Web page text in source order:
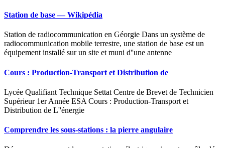
Station de base — Wikipédia
Station de radiocommunication en Géorgie Dans un système de
radiocommunication mobile terrestre, une station de base est un
équipement installé sur un site et muni d''une antenne
Cours : Production-Transport et Distribution de
Lycée Qualifiant Technique Settat Centre de Brevet de Technicien
Supérieur 1er Année ESA Cours : Production-Transport et
Distribution de L''énergie
Comprendre les sous-stations : la pierre angulaire